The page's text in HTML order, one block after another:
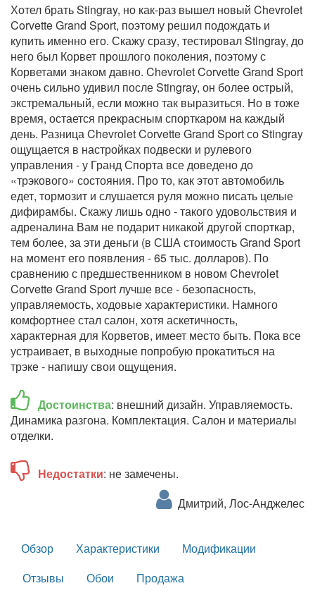
Хотел брать Stingray, но как-раз вышел новый Chevrolet
Corvette Grand Sport, поэтому решил подождать и
купить именно его. Скажу сразу, тестировал Stingray, до
него был Корвет прошлого поколения, поэтому с
Корветами знаком давно. Chevrolet Corvette Grand Sport
очень сильно удивил после Stingray, он более острый,
экстремальный, если можно так выразиться. Но в тоже
время, остается прекрасным спорткаром на каждый
день. Разница Chevrolet Corvette Grand Sport со Stingray
ощущается в настройках подвески и рулевого
управления - у Гранд Спорта все доведено до
«трэкового» состояния. Про то, как этот автомобиль
едет, тормозит и слушается руля можно писать целые
дифирамбы. Скажу лишь одно - такого удовольствия и
адреналина Вам не подарит никакой другой спорткар,
тем более, за эти деньги (в США стоимость Grand Sport
на момент его появления - 65 тыс. долларов). По
сравнению с предшественником в новом Chevrolet
Corvette Grand Sport лучше все - безопасность,
управляемость, ходовые характеристики. Намного
комфортнее стал салон, хотя аскетичность,
характерная для Корветов, имеет место быть. Пока все
устраивает, в выходные попробую прокатиться на
трэке - напишу свои ощущения.
Достоинства: внешний дизайн. Управляемость.
Динамика разгона. Комплектация. Салон и материалы
отделки.
Недостатки: не замечены.
Дмитрий, Лос-Анджелес
Обзор Характеристики
Модификации
Отзывы
Обои Продажа